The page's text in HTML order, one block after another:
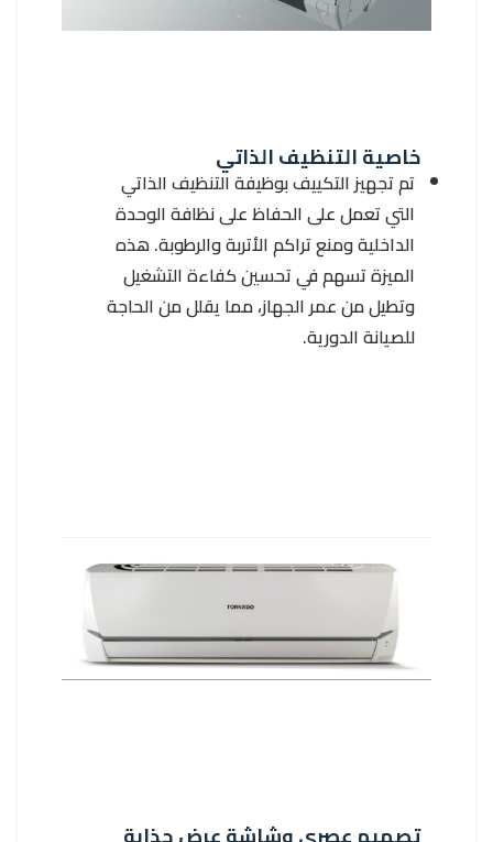
خاصية التنظيف الذاتي
تم تجهيز التكييف بوظيفة التنظيف الذاتي
التي تعمل على الحفاظ على نظافة الوحدة
الداخلية ومنع تراكم الأتربة والرطوبة. هذه
الميزة تسهم في تحسين كفاءة التشغيل
وتطيل من عمر الجهاز، مما يقلل من الحاجة
للصيانة الدورية.